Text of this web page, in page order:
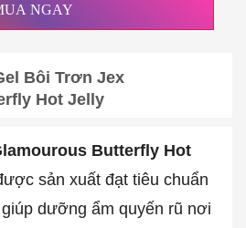
NGAY
Bôi Trơn Jex
Hot Jelly
Butterfly Hot
sản xuất đạt tiêu chuẩn
dưỡng ẩm quyến rũ nơi